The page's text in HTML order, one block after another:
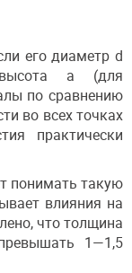
его диаметр d
а (для
по сравнению
во всех точках
практически
понимать такую
влияния на
что толщина
1—1,5